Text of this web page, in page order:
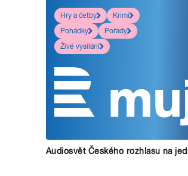
Hry a četby
Krimi
Pohádky
Pořady
Živé vysílání
Audiosvět Českého rozhlasu na